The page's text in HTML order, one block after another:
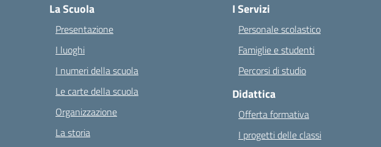
La Scuola
Presentazione
I luoghi
I numeri della scuola
Le carte della scuola
Organizzazione
La storia
I Servizi
Personale scolastico
Famiglie e studenti
Percorsi di studio
Didattica
Offerta formativa
I progetti delle classi